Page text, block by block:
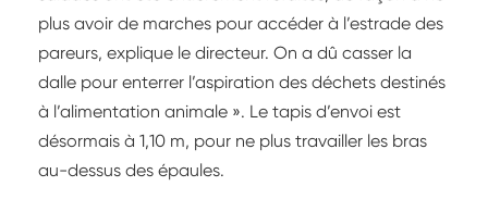
plus avoir de marches pour accéder à l’estrade des
pareurs, explique le directeur. On a dû casser la
dalle pour enterrer l’aspiration des déchets destinés
à l’alimentation animale ». Le tapis d’envoi est
désormais à 1,10 m, pour ne plus travailler les bras
au-dessus des épaules.